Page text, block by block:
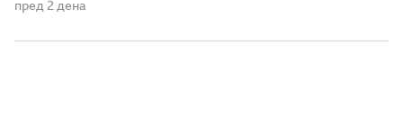
климата и непознавање на населени места се […]
пред 2 дена